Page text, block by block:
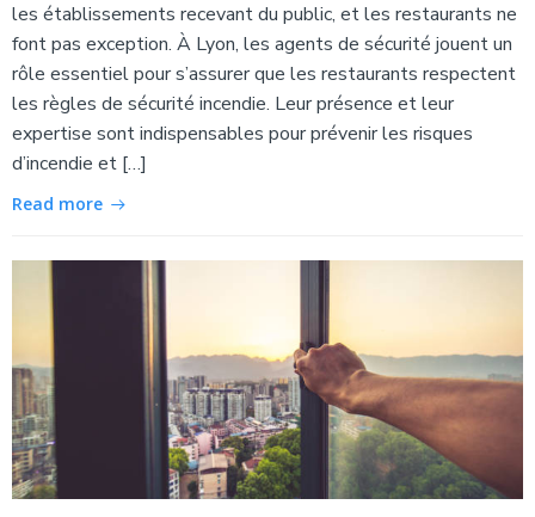
les établissements recevant du public, et les restaurants ne
font pas exception. À Lyon, les agents de sécurité jouent un
rôle essentiel pour s’assurer que les restaurants respectent
les règles de sécurité incendie. Leur présence et leur
expertise sont indispensables pour prévenir les risques
d’incendie et […]
Read more